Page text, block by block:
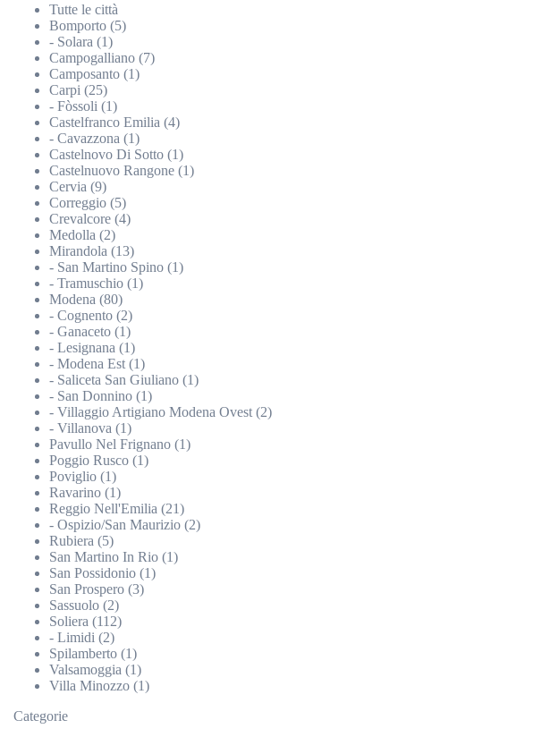
Tutte le città
Bomporto (5)
- Solara (1)
Campogalliano (7)
Camposanto (1)
Carpi (25)
- Fòssoli (1)
Castelfranco Emilia (4)
- Cavazzona (1)
Castelnovo Di Sotto (1)
Castelnuovo Rangone (1)
Cervia (9)
Correggio (5)
Crevalcore (4)
Medolla (2)
Mirandola (13)
- San Martino Spino (1)
- Tramuschio (1)
Modena (80)
- Cognento (2)
- Ganaceto (1)
- Lesignana (1)
- Modena Est (1)
- Saliceta San Giuliano (1)
- San Donnino (1)
- Villaggio Artigiano Modena Ovest (2)
- Villanova (1)
Pavullo Nel Frignano (1)
Poggio Rusco (1)
Poviglio (1)
Ravarino (1)
Reggio Nell'Emilia (21)
- Ospizio/San Maurizio (2)
Rubiera (5)
San Martino In Rio (1)
San Possidonio (1)
San Prospero (3)
Sassuolo (2)
Soliera (112)
- Limidi (2)
Spilamberto (1)
Valsamoggia (1)
Villa Minozzo (1)
Categorie